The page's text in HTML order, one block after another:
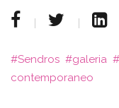
Sendros galeria
contemporaneo